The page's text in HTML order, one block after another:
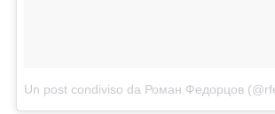
Un post condiviso da Роман Федорцов